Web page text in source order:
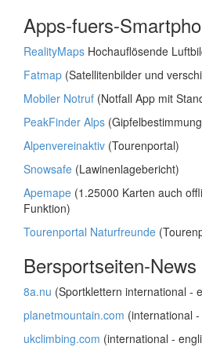
Apps-fuers-
RealityMaps Hochauflösende
Fatmap (Satellitenbilder und
Mobiler Notruf (Notfall App mit
PeakFinder Alps
Alpenvereinaktiv (Tourenportal)
Snowsafe (Lawinenlagebericht)
Apemape (1.25000 Karten auch
Funktion)
Tourenportal Naturfreunde
Bersportseiten-News
8a.nu (Sportklettern international -
planetmountain.com (international
ukclimbing.com (international -